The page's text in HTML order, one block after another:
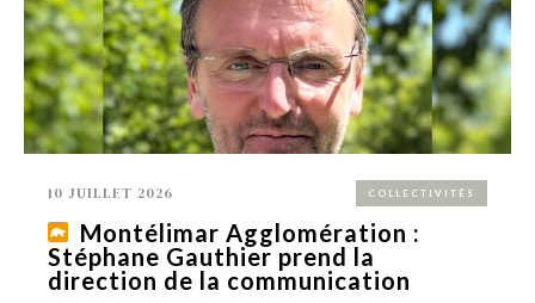
10 JUILLET 2026 COLLECTIVITÉS
Montélimar Agglomération :
Stéphane Gauthier prend la
direction de la communication